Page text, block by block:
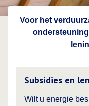
Voor het
Subsidies en
Wilt u energie